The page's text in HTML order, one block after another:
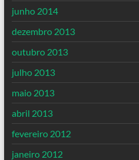
junho 2014
dezembro 2013
outubro 2013
julho 2013
maio 2013
abril 2013
fevereiro 2012
janeiro 2012